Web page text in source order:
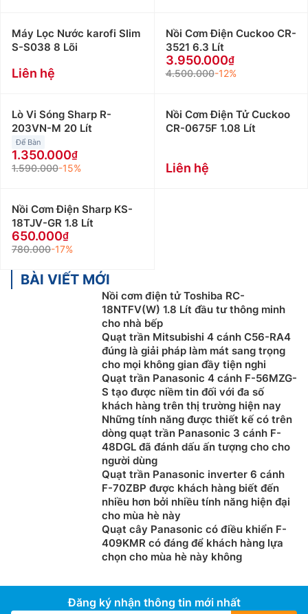
Máy Lọc Nước karofi Slim
S-S038 8 Lõi
Liên hệ
Nồi Cơm Điện Cuckoo CR-
3521 6.3 Lít
3.950.000
4.500.000-12%
Lò Vi Sóng Sharp R-
203VN-M 20 Lít
Để Bàn
1.350.000
1.590.000-15%
Nồi Cơm Điện Tử Cuckoo
CR-0675F 1.08 Lít
Liên hệ
Nồi Cơm Điện Sharp KS-
18TJV-GR 1.8 Lít
650.000
780.000-17%
BÀI VIẾT MỚI
Nồi cơm điện tử Toshiba RC-
18NTFV(W) 1.8 Lít đầu tư thông minh
cho nhà bếp
Quạt trần Mitsubishi 4 cánh C56-RA4
đúng là giải pháp làm mát sang trọng
cho mọi không gian đầy tiện nghi
Quạt trần Panasonic 4 cánh F-56MZG-
S tạo được niềm tin đối với đa số
khách hàng trên thị trường hiện nay
Những tính năng được thiết kế có trên
dòng quạt trần Panasonic 3 cánh F-
48DGL đã đánh dấu ấn tượng cho cho
người dùng
Quạt trần Panasonic inverter 6 cánh
F-70ZBP được khách hàng biết đến
nhiều hơn bởi nhiều tính năng hiện đại
cho mùa hè này
Quạt cây Panasonic có điều khiển F-
409KMR có đáng để khách hàng lựa
chọn cho mùa hè này không
Đăng ký nhận thông tin mới nhất